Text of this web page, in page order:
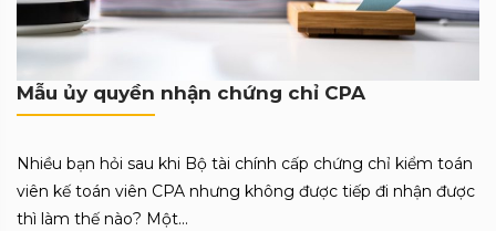
Mẫu ủy quyền nhận chứng chỉ CPA
Nhiều bạn hỏi sau khi Bộ tài chính cấp chứng chỉ kiểm toán
viên kế toán viên CPA nhưng không được tiếp đi nhận được
thì làm thế nào? Một...